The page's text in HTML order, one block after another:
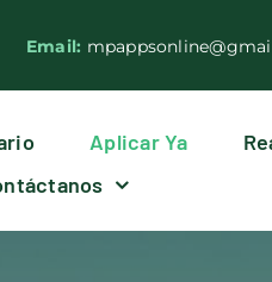
Email:
Aplicar Ya